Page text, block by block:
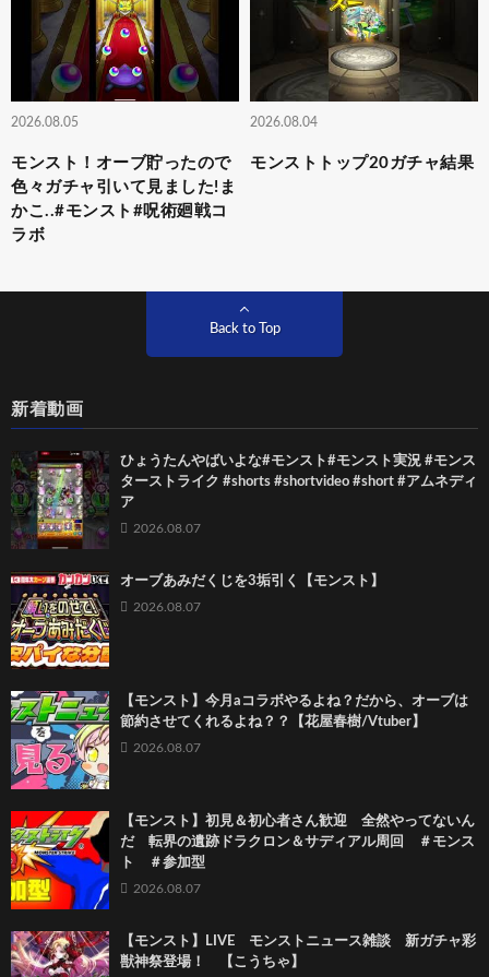
2026.08.05
モンスト！オーブ貯ったので
色々ガチャ引いて見ました!ま
かこ..#モンスト#呪術廻戦コ
ラボ
2026.08.04
モンストトップ20ガチャ結果
Back to Top
新着動画
ひょうたんやばいよな#モンスト#モンスト実況 #モンス
ターストライク #shorts #shortvideo #short #アムネディ
ア
2026.08.07
オーブあみだくじを3垢引く【モンスト】
2026.08.07
【モンスト】今月aコラボやるよね？だから、オーブは
節約させてくれるよね？？【花屋春樹/Vtuber】
2026.08.07
【モンスト】初見＆初心者さん歓迎 全然やってないん
だ 転界の遺跡ドラクロン＆サディアル周回 ＃モンス
ト ＃参加型
2026.08.07
【モンスト】LIVE モンストニュース雑談 新ガチャ彩
獣神祭登場！ 【こうちゃ】